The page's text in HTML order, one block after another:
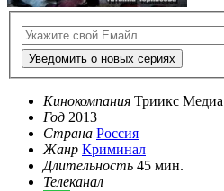
Уведомить о новых сериях
Кинокомпания Триикс Медиа
Год 2013
Страна Россия
Жанр Криминал
Длительность 45 мин.
Телеканал